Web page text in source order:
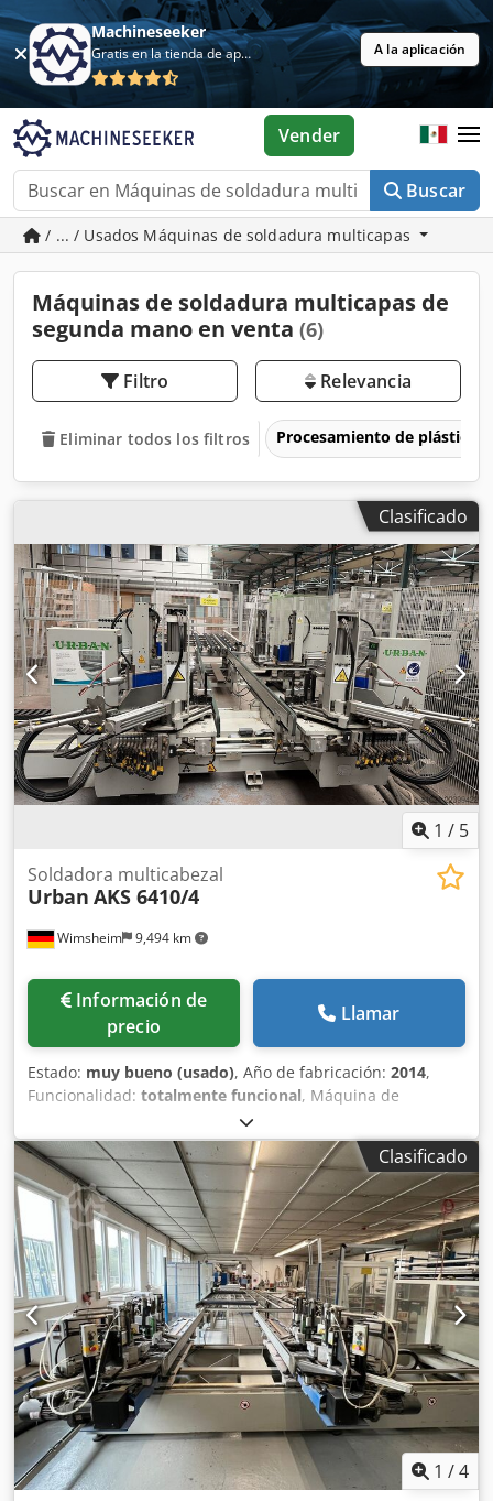
Machineseeker
Gratis en la tienda de aplicaciones A la aplicación
Buscar
Vender
/ ... / Usados Máquinas de soldadura multicapas
Máquinas de soldadura multicapas de
segunda mano en venta (6)
Filtro Relevancia
Eliminar todos los filtros Procesamiento de plásticos
Clasificado
1 / 5
Wimsheim 9,494 km
Soldadora multicabezal
Urban AKS 6410/4
Información de
precio
Llamar
Estado: muy bueno (usado), Año de fabricación: 2014,
Funcionalidad: totalmente funcional, Máquina de
soldadura de cuatro cabezales URBAN, modelo AKS
6410/4, con orientación de derecha a izquierda,
dimensiones máximas de soldadura: 2700 x 2500 mm,
control mediante sistema Windows, limitación de la
soldadura de 0,2 mm para perfiles de color, utilizada
anteriormente en un turno de trabajo, revisada
técnicamente y en perfecto estado de funcionamiento.
Djdpfsznwq Tsx Ai Ijck
Clasificado
1 /4